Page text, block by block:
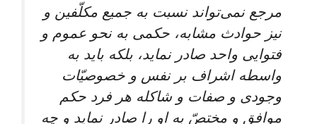
مرجع نمی‌تواند نسبت به جميع مكلّفين و
نيز حوادث مشابه، حكمى به نحو عموم و
فتوايى واحد صادر نمايد، بلكه بايد به
واسطه اشراف بر نفس و خصوصيّات
وجودى و صفات و شاكله هر فرد حكم
موافق و مختصّ به او را صادر نمايد و چه